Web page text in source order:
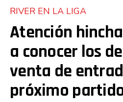
RIVER EN LA LIGA
Atención
a conocer los
venta de
próximo